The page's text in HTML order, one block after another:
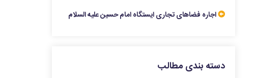
اجاره فضاهای تجاری ایستگاه امام حسین علیه السلام
دسته بندی مطالب